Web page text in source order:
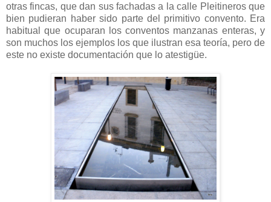
otras fincas, que dan sus fachadas a la calle Pleitineros que
bien pudieran haber sido parte del primitivo convento. Era
habitual que ocuparan los conventos manzanas enteras, y
son muchos los ejemplos los que ilustran esa teoría, pero de
este no existe documentación que lo atestigüe.